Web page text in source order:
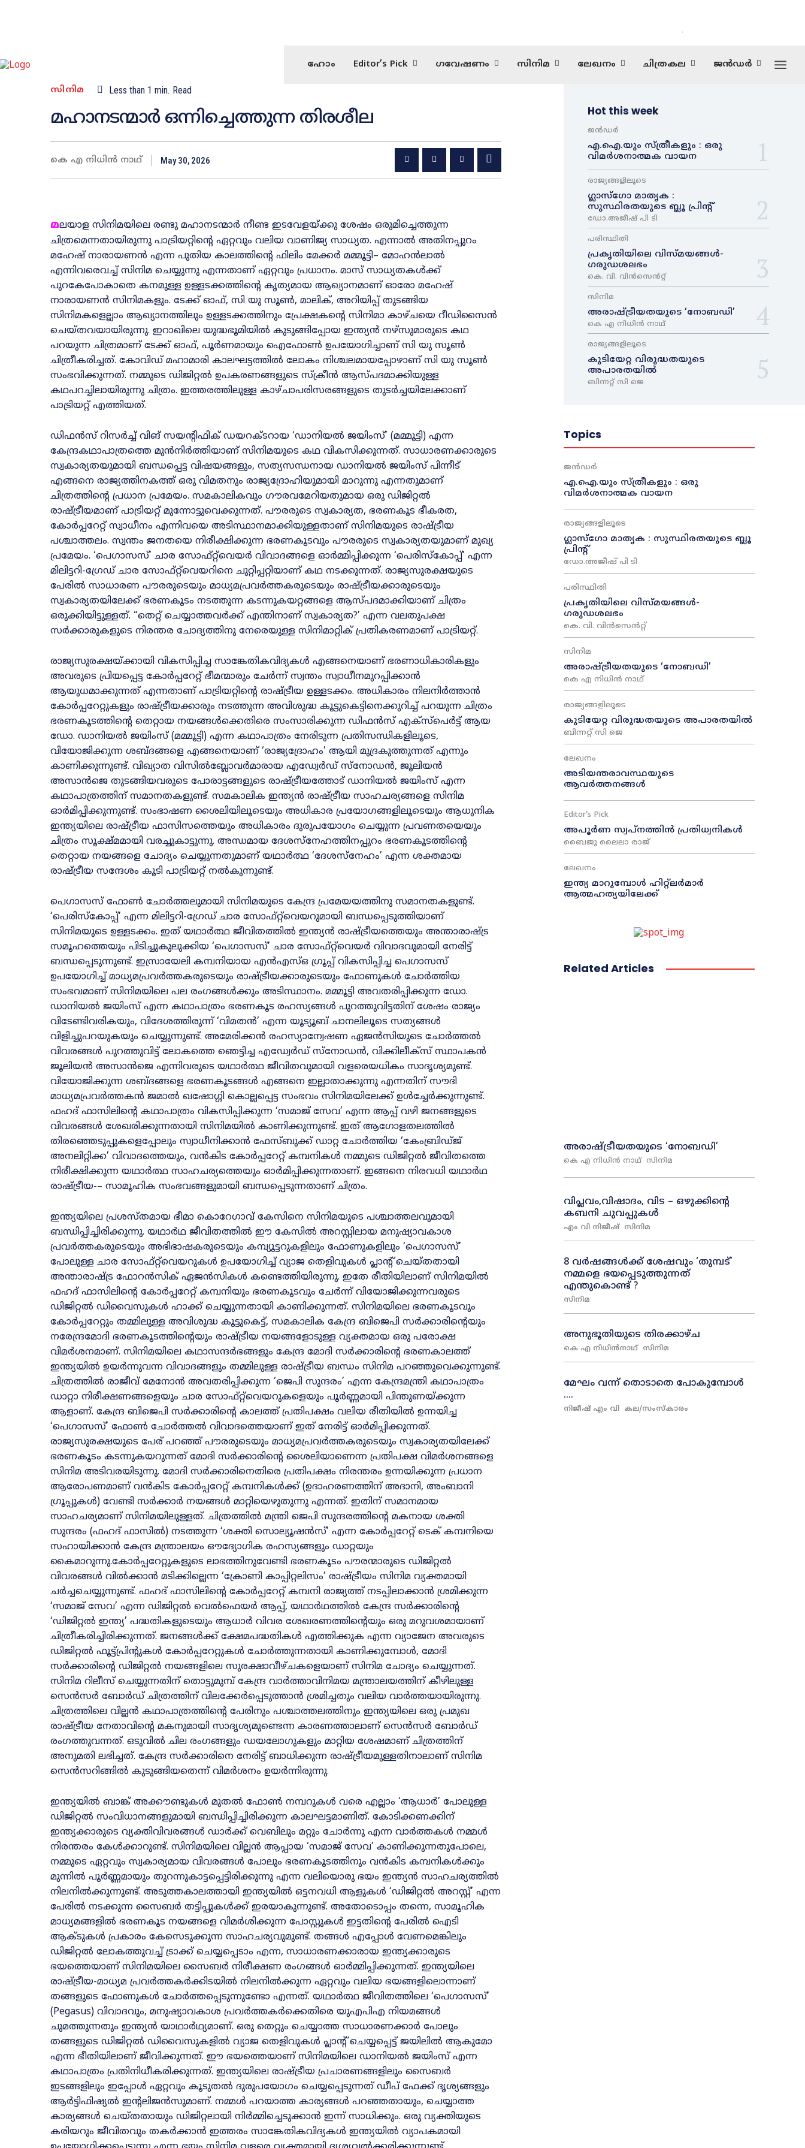
.
ഹോം Editor’s Pick ഗവേഷണം സിനിമ ലേഖനം ചിത്രകല ജൻഡർ
സിനിമ Less than 1 min. Read
മഹാനടന്മാർ ഒന്നിച്ചെത്തുന്ന തിരശീല
കെ എ നിധിൻ നാഥ് May 30, 2026
മലയാള സിനിമയിലെ രണ്ടു മഹാനടന്മാർ നീണ്ട ഇടവേളയ്‌ക്കു ശേഷം ഒരുമിച്ചെത്തുന്ന
ചിത്രമെന്നതായിരുന്നു പാട്രിയറ്റിന്റെ ഏറ്റവും വലിയ വാണിജ്യ സാധ്യത. എന്നാൽ അതിനപ്പുറം
മഹേഷ്‌ നാരായണൻ എന്ന പുതിയ കാലത്തിന്റെ ഫിലിം മേക്കർ മമ്മൂട്ടി– മോഹൻലാൽ
എന്നിവരെവച്ച്‌ സിനിമ ചെയ്യുന്നു എന്നതാണ് ഏറ്റവും പ്രധാനം. മാസ്‌ സാധ്യതകൾക്ക്‌
പുറകേപോകാതെ കനമുള്ള ഉള്ളടക്കത്തിന്റെ കൃത്യമായ ആഖ്യാനമാണ്‌ ഓരോ മഹേഷ്‌
നാരായണൻ സിനിമകളും. ടേക്ക്‌ ഓഫ്‌, സി യു സൂൺ, മാലിക്‌, അറിയിപ്പ്‌ തുടങ്ങിയ
സിനിമകളെല്ലാം ആഖ്യാനത്തിലും ഉള്ളടക്കത്തിനും പ്രേക്ഷകന്റെ സിനിമാ കാഴ്‌ചയെ റീഡിസൈൻ
ചെയ്‌തവയായിരുന്നു. ഇറാഖിലെ യുദ്ധഭൂമിയിൽ കുടുങ്ങിപ്പോയ ഇന്ത്യൻ നഴ്സുമാരുടെ കഥ
പറയുന്ന ചിത്രമാണ്‌ ടേക്ക്‌ ഓഫ്‌, പൂർണമായും ഐഫോൺ ഉപയോഗിച്ചാണ് സി യു സൂൺ
ചിത്രീകരിച്ചത്‌. കോവിഡ്‌ മഹാമാരി കാലഘട്ടത്തിൽ ലോകം നിശ്ചലമായപ്പോഴാണ്‌ സി യു സൂൺ
സംഭവിക്കുന്നത്‌. നമ്മുടെ ഡിജിറ്റൽ ഉപകരണങ്ങളുടെ സ്‌ക്രീൻ ആസ്‌പദമാക്കിയുള്ള
കഥപറച്ചിലായിരുന്നു ചിത്രം. ഇത്തരത്തിലുള്ള കാഴ്‌ചാപരിസരങ്ങളുടെ തുടർച്ചയിലേക്കാണ്‌
പാട്രിയറ്റ്‌ എത്തിയത്‌.
ഡിഫൻസ് റിസർച്ച് വിങ് സയന്റിഫിക് ഡയറക്ടറായ ‘ഡാനിയൽ ജയിംസ്’ (മമ്മൂട്ടി) എന്ന
കേന്ദ്രകഥാപാത്രത്തെ മുൻനിർത്തിയാണ് സിനിമയുടെ കഥ വികസിക്കുന്നത്. സാധാരണക്കാരുടെ
സ്വകാര്യതയുമായി ബന്ധപ്പെട്ട വിഷയങ്ങളും, സത്യസന്ധനായ ഡാനിയൽ ജയിംസ് പിന്നീട്
എങ്ങനെ രാജ്യത്തിനകത്ത് ഒരു വിമതനും രാജ്യദ്രോഹിയുമായി മാറുന്നു എന്നതുമാണ്
ചിത്രത്തിന്റെ പ്രധാന പ്രമേയം. സമകാലികവും ഗൗരവമേറിയതുമായ ഒരു ഡിജിറ്റൽ
രാഷ്ട്രീയമാണ് പാട്രിയറ്റ്‌ മുന്നോട്ടുവെക്കുന്നത്. പൗരരുടെ സ്വകാര്യത, ഭരണകൂട ഭീകരത,
കോർപ്പറേറ്റ് സ്വാധീനം എന്നിവയെ അടിസ്ഥാനമാക്കിയുള്ളതാണ് സിനിമയുടെ രാഷ്ട്രീയ
പശ്ചാത്തലം. സ്വന്തം ജനതയെ നിരീക്ഷിക്കുന്ന ഭരണകൂടവും പ‍ൗരരുടെ സ്വകാര്യതയുമാണ്‌ മുഖ്യ
പ്രമേയം. ‘പെഗാസസ്’ ചാര സോഫ്റ്റ്‌വെയർ വിവാദങ്ങളെ ഓർമ്മിപ്പിക്കുന്ന ‘പെരിസ്‌കോപ്പ്’ എന്ന
മിലിട്ടറി-ഗ്രേഡ് ചാര സോഫ്റ്റ്‌വെയറിനെ ചുറ്റിപ്പറ്റിയാണ് കഥ നടക്കുന്നത്. രാജ്യസുരക്ഷയുടെ
പേരിൽ സാധാരണ പൗരരുടെയും മാധ്യമപ്രവർത്തകരുടെയും രാഷ്ട്രീയക്കാരുടെയും
സ്വകാര്യതയിലേക്ക് ഭരണകൂടം നടത്തുന്ന കടന്നുകയറ്റങ്ങളെ ആസ്‌പദമാക്കിയാണ്‌ ചിത്രം
ഒരുക്കിയിട്ടുള്ളത്‌. “തെറ്റ് ചെയ്യാത്തവർക്ക് എന്തിനാണ് സ്വകാര്യത?’ എന്ന വലതുപക്ഷ
സർക്കാരുകളുടെ നിരന്തര ചോദ്യത്തിനു നേരെയുള്ള സിനിമാറ്റിക്‌ പ്രതികരണമാണ്‌ പാട്രിയറ്റ്‌.
രാജ്യസുരക്ഷയ്ക്കായി വികസിപ്പിച്ച സാങ്കേതികവിദ്യകൾ എങ്ങനെയാണ് ഭരണാധികാരികളും
അവരുടെ പ്രിയപ്പെട്ട കോർപ്പറേറ്റ് ഭീമന്മാരും ചേർന്ന് സ്വന്തം സ്വാധീനമുറപ്പിക്കാൻ
ആയുധമാക്കുന്നത് എന്നതാണ്‌ പാട്രിയറ്റിന്റെ രാഷ്‌ട്രീയ ഉള്ളടക്കം. അധികാരം നിലനിർത്താൻ
കോർപ്പറേറ്റുകളും രാഷ്ട്രീയക്കാരും നടത്തുന്ന അവിശുദ്ധ കൂട്ടുകെട്ടിനെക്കുറിച്ച്‌ പറയുന്ന ചിത്രം
ഭരണകൂടത്തിന്റെ തെറ്റായ നയങ്ങൾക്കെതിരെ സംസാരിക്കുന്ന ഡിഫൻസ് എക്സ്പെർട്ട് ആയ
ഡോ. ഡാനിയൽ ജയിംസ് (മമ്മൂട്ടി) എന്ന കഥാപാത്രം നേരിടുന്ന പ്രതിസന്ധികളിലൂടെ,
വിയോജിക്കുന്ന ശബ്ദങ്ങളെ എങ്ങനെയാണ് ‘രാജ്യദ്രോഹം’ ആയി മുദ്രകുത്തുന്നത് എന്നും
കാണിക്കുന്നുണ്ട്‌. വിഖ്യാത വിസിൽബ്ലോവർമാരായ എഡ്വേർഡ് സ്നോഡൻ, ജൂലിയൻ
അസാൻജെ തുടങ്ങിയവരുടെ പോരാട്ടങ്ങളുടെ രാഷ്ട്രീയത്തോട് ഡാനിയൽ ജയിംസ് എന്ന
കഥാപാത്രത്തിന് സമാനതകളുണ്ട്. സമകാലിക ഇന്ത്യൻ രാഷ്ട്രീയ സാഹചര്യങ്ങളെ സിനിമ
ഓർമിപ്പിക്കുന്നുണ്ട്‌. സംഭാഷണ ശൈലിയിലൂടെയും അധികാര പ്രയോഗങ്ങളിലൂടെയും ആധുനിക
ഇന്ത്യയിലെ രാഷ്ട്രീയ ഫാസിസത്തെയും അധികാരം ദുരുപയോഗം ചെയ്യുന്ന പ്രവണതയെയും
ചിത്രം സൂക്ഷ്മമായി വരച്ചുകാട്ടുന്നു. അന്ധമായ ദേശസ്‌നേഹത്തിനപ്പുറം ഭരണകൂടത്തിന്റെ
തെറ്റായ നയങ്ങളെ ചോദ്യം ചെയ്യുന്നതുമാണ് യഥാർത്ഥ ‘ദേശസ്‌നേഹം’ എന്ന ശക്തമായ
രാഷ്ട്രീയ സന്ദേശം കൂടി പാട്രിയറ്റ്‌ നൽകുന്നുണ്ട്‌.
പെഗാസസ് ഫോൺ ചോർത്തലുമായി സിനിമയുടെ കേന്ദ്ര പ്രമേയയത്തിനു സമാനതകളുണ്ട്‌.
‘പെരിസ്‌കോപ്പ്’ എന്ന മിലിട്ടറി-ഗ്രേഡ് ചാര സോഫ്റ്റ്‌വെയറുമായി ബന്ധപ്പെടുത്തിയാണ്‌
സിനിമയുടെ ഉള്ളടക്കം. ഇത് യഥാർത്ഥ ജീവിതത്തിൽ ഇന്ത്യൻ രാഷ്ട്രീയത്തെയും അന്താരാഷ്ട്ര
സമൂഹത്തെയും പിടിച്ചുകുലുക്കിയ ‘പെഗാസസ്’ ചാര സോഫ്റ്റ്‌വെയർ വിവാദവുമായി നേരിട്ട്
ബന്ധപ്പെടുന്നുണ്ട്‌. ഇസ്രായേലി കമ്പനിയായ എൻഎസ്‌ഒ ഗ്രൂപ്പ് വികസിപ്പിച്ച പെഗാസസ്
ഉപയോഗിച്ച് മാധ്യമപ്രവർത്തകരുടെയും രാഷ്ട്രീയക്കാരുടെയും ഫോണുകൾ ചോർത്തിയ
സംഭവമാണ്‌ സിനിമയിലെ പല രംഗങ്ങൾക്കും അടിസ്ഥാനം. മമ്മൂട്ടി അവതരിപ്പിക്കുന്ന ഡോ.
ഡാനിയൽ ജയിംസ് എന്ന കഥാപാത്രം ഭരണകൂട രഹസ്യങ്ങൾ പുറത്തുവിട്ടതിന് ശേഷം രാജ്യം
വിടേണ്ടിവരികയും, വിദേശത്തിരുന്ന് ‘വിമതൻ’ എന്ന യൂട്യൂബ് ചാനലിലൂടെ സത്യങ്ങൾ
വിളിച്ചുപറയുകയും ചെയ്യുന്നുണ്ട്. അമേരിക്കൻ രഹസ്യാന്വേഷണ ഏജൻസിയുടെ ചോർത്തൽ
വിവരങ്ങൾ പുറത്തുവിട്ട് ലോകത്തെ ഞെട്ടിച്ച എഡ്വേർഡ് സ്നോഡൻ, വിക്കിലീക്സ് സ്ഥാപകൻ
ജൂലിയൻ അസാൻജെ എന്നിവരുടെ യഥാർത്ഥ ജീവിതവുമായി വളരെയധികം സാദൃശ്യമുണ്ട്‌.
വിയോജിക്കുന്ന ശബ്ദങ്ങളെ ഭരണകൂടങ്ങൾ എങ്ങനെ ഇല്ലാതാക്കുന്നു എന്നതിന് സൗദി
മാധ്യമപ്രവർത്തകൻ ജമാൽ ഖഷോഗ്ഗി കൊല്ലപ്പെട്ട സംഭവം സിനിമയിലേക്ക്‌ ഉൾച്ചേർക്കുന്നുണ്ട്‌.
ഫഹദ് ഫാസിലിന്റെ കഥാപാത്രം വികസിപ്പിക്കുന്ന ‘സമാജ് സേവ’ എന്ന ആപ്പ് വഴി ജനങ്ങളുടെ
വിവരങ്ങൾ ശേഖരിക്കുന്നതായി സിനിമയിൽ കാണിക്കുന്നുണ്ട്. ഇത് ആഗോളതലത്തിൽ
തിരഞ്ഞെടുപ്പുകളെപ്പോലും സ്വാധീനിക്കാൻ ഫേസ്ബുക്ക് ഡാറ്റ ചോർത്തിയ ‘കേംബ്രിഡ്ജ്
അനലിറ്റിക്ക’ വിവാദത്തെയും, വൻകിട കോർപ്പറേറ്റ് കമ്പനികൾ നമ്മുടെ ഡിജിറ്റൽ ജീവിതത്തെ
നിരീക്ഷിക്കുന്ന യഥാർത്ഥ സാഹചര്യത്തെയും ഓർമിപ്പിക്കുന്നതാണ്. ഇങ്ങനെ നിരവധി യഥാർഥ
രാഷ്ട്രീയ-– സാമൂഹിക സംഭവങ്ങളുമായി ബന്ധപ്പെടുന്നതാണ്‌ ചിത്രം.
ഇന്ത്യയിലെ പ്രശസ്തമായ ഭീമാ കൊറേഗാവ് കേസിനെ സിനിമയുടെ പശ്ചാത്തലവുമായി
ബന്ധിപ്പിച്ചിരിക്കുന്നു. യഥാർഥ ജീവിതത്തിൽ ഈ കേസിൽ അറസ്റ്റിലായ മനുഷ്യാവകാശ
പ്രവർത്തകരുടെയും അഭിഭാഷകരുടെയും കമ്പ്യൂട്ടറുകളിലും ഫോണുകളിലും ‘പെഗാസസ്’
പോലുള്ള ചാര സോഫ്റ്റ്‌വെയറുകൾ ഉപയോഗിച്ച് വ്യാജ തെളിവുകൾ പ്ലാന്റ് ചെയ്തതായി
അന്താരാഷ്ട്ര ഫോറൻസിക് ഏജൻസികൾ കണ്ടെത്തിയിരുന്നു. ഇതേ രീതിയിലാണ് സിനിമയിൽ
ഫഹദ് ഫാസിലിന്റെ കോർപ്പറേറ്റ് കമ്പനിയും ഭരണകൂടവും ചേർന്ന് വിയോജിക്കുന്നവരുടെ
ഡിജിറ്റൽ ഡിവൈസുകൾ ഹാക്ക് ചെയ്യുന്നതായി കാണിക്കുന്നത്. സിനിമയിലെ ഭരണകൂടവും
കോർപ്പറേറ്റും തമ്മിലുള്ള അവിശുദ്ധ കൂട്ടുകെട്ട്, സമകാലിക കേന്ദ്ര ബിജെപി സർക്കാരിന്റെയും
നരേന്ദ്രമോദി ഭരണകൂടത്തിന്റെയും രാഷ്ട്രീയ നയങ്ങളോടുള്ള വ്യക്തമായ ഒരു പരോക്ഷ
വിമർശനമാണ്‌. സിനിമയിലെ കഥാസന്ദർഭങ്ങളും കേന്ദ്ര മോദി സർക്കാരിന്റെ ഭരണകാലത്ത്
ഇന്ത്യയിൽ ഉയർന്നുവന്ന വിവാദങ്ങളും തമ്മിലുള്ള രാഷ്ട്രീയ ബന്ധം സിനിമ പറഞ്ഞുവെക്കുന്നുണ്ട്‌.
ചിത്രത്തിൽ രാജീവ് മേനോൻ അവതരിപ്പിക്കുന്ന ‘ജെപി സുന്ദരം’ എന്ന കേന്ദ്രമന്ത്രി കഥാപാത്രം
ഡാറ്റാ നിരീക്ഷണങ്ങളെയും ചാര സോഫ്റ്റ്‌വെയറുകളെയും പൂർണ്ണമായി പിന്തുണയ്ക്കുന്ന
ആളാണ്. കേന്ദ്ര ബിജെപി സർക്കാരിന്റെ കാലത്ത് പ്രതിപക്ഷം വലിയ രീതിയിൽ ഉന്നയിച്ച
‘പെഗാസസ്’ ഫോൺ ചോർത്തൽ വിവാദത്തെയാണ് ഇത് നേരിട്ട് ഓർമിപ്പിക്കുന്നത്.
രാജ്യസുരക്ഷയുടെ പേര് പറഞ്ഞ് പൗരരുടെയും മാധ്യമപ്രവർത്തകരുടെയും സ്വകാര്യതയിലേക്ക്
ഭരണകൂടം കടന്നുകയറുന്നത് മോദി സർക്കാരിന്റെ ശൈലിയാണെന്ന പ്രതിപക്ഷ വിമർശനങ്ങളെ
സിനിമ അടിവരയിടുന്നു. മോദി സർക്കാരിനെതിരെ പ്രതിപക്ഷം നിരന്തരം ഉന്നയിക്കുന്ന പ്രധാന
ആരോപണമാണ് വൻകിട കോർപ്പറേറ്റ് കമ്പനികൾക്ക് (ഉദാഹരണത്തിന് അദാനി, അംബാനി
ഗ്രൂപ്പുകൾ) വേണ്ടി സർക്കാർ നയങ്ങൾ മാറ്റിയെഴുതുന്നു എന്നത്. ഇതിന് സമാനമായ
സാഹചര്യമാണ് സിനിമയിലുള്ളത്. ചിത്രത്തിൽ മന്ത്രി ജെപി സുന്ദരത്തിന്റെ മകനായ ശക്തി
സുന്ദരം (ഫഹദ് ഫാസിൽ) നടത്തുന്ന ‘ശക്തി സൊല്യൂഷൻസ്’ എന്ന കോർപ്പറേറ്റ് ടെക് കമ്പനിയെ
സഹായിക്കാൻ കേന്ദ്ര മന്ത്രാലയം ഔദ്യോഗിക രഹസ്യങ്ങളും ഡാറ്റയും
കൈമാറുന്നു.കോർപ്പറേറ്റുകളുടെ ലാഭത്തിനുവേണ്ടി ഭരണകൂടം പൗരന്മാരുടെ ഡിജിറ്റൽ
വിവരങ്ങൾ വിൽക്കാൻ മടിക്കില്ലെന്ന ‘ക്രോണി കാപ്പിറ്റലിസം’ രാഷ്ട്രീയം സിനിമ വ്യക്തമായി
ചർച്ചചെയ്യുന്നുണ്ട്. ഫഹദ് ഫാസിലിന്റെ കോർപ്പറേറ്റ് കമ്പനി രാജ്യത്ത് നടപ്പിലാക്കാൻ ശ്രമിക്കുന്ന
‘സമാജ് സേവ’ എന്ന ഡിജിറ്റൽ വെൽഫെയർ ആപ്പ്, യഥാർഥത്തിൽ കേന്ദ്ര സർക്കാരിന്റെ
‘ഡിജിറ്റൽ ഇന്ത്യ’ പദ്ധതികളുടെയും ആധാർ വിവര ശേഖരണത്തിന്റെയും ഒരു മറുവശമായാണ്
ചിത്രീകരിച്ചിരിക്കുന്നത്. ജനങ്ങൾക്ക് ക്ഷേമപദ്ധതികൾ എത്തിക്കുക എന്ന വ്യാജേന അവരുടെ
ഡിജിറ്റൽ ഫൂട്ട്പ്രിന്റുകൾ കോർപ്പറേറ്റുകൾ ചോർത്തുന്നതായി കാണിക്കുമ്പോൾ, മോദി
സർക്കാരിന്റെ ഡിജിറ്റൽ നയങ്ങളിലെ സുരക്ഷാവീഴ്ചകളെയാണ് സിനിമ ചോദ്യം ചെയ്യുന്നത്.
സിനിമ റിലീസ് ചെയ്യുന്നതിന് തൊട്ടുമുമ്പ് കേന്ദ്ര വാർത്താവിനിമയ മന്ത്രാലയത്തിന് കീഴിലുള്ള
സെൻസർ ബോർഡ് ചിത്രത്തിന് വിലക്കേർപ്പെടുത്താൻ ശ്രമിച്ചതും വലിയ വാർത്തയായിരുന്നു.
ചിത്രത്തിലെ വില്ലൻ കഥാപാത്രത്തിന്റെ പേരിനും പശ്ചാത്തലത്തിനും ഇന്ത്യയിലെ ഒരു പ്രമുഖ
രാഷ്ട്രീയ നേതാവിന്റെ മകനുമായി സാദൃശ്യമുണ്ടെന്ന കാരണത്താലാണ് സെൻസർ ബോർഡ്
രംഗത്തുവന്നത്. ഒടുവിൽ ചില രംഗങ്ങളും ഡയലോഗുകളും മാറ്റിയ ശേഷമാണ് ചിത്രത്തിന്
അനുമതി ലഭിച്ചത്. കേന്ദ്ര സർക്കാരിനെ നേരിട്ട് ബാധിക്കുന്ന രാഷ്ട്രീയമുള്ളതിനാലാണ് സിനിമ
സെൻസറിങ്ങിൽ കുടുങ്ങിയതെന്ന് വിമർശനം ഉയർന്നിരുന്നു.
ഇന്ത്യയിൽ ബാങ്ക് അക്കൗണ്ടുകൾ മുതൽ ഫോൺ നമ്പറുകൾ വരെ എല്ലാം ‘ആധാർ’ പോലുള്ള
ഡിജിറ്റൽ സംവിധാനങ്ങളുമായി ബന്ധിപ്പിച്ചിരിക്കുന്ന കാലഘട്ടമാണിത്. കോടിക്കണക്കിന്
ഇന്ത്യക്കാരുടെ വ്യക്തിവിവരങ്ങൾ ഡാർക്ക് വെബിലും മറ്റും ചോർന്നു എന്ന വാർത്തകൾ നമ്മൾ
നിരന്തരം കേൾക്കാറുണ്ട്. സിനിമയിലെ വില്ലൻ ആപ്പായ ‘സമാജ് സേവ’ കാണിക്കുന്നതുപോലെ,
നമ്മുടെ ഏറ്റവും സ്വകാര്യമായ വിവരങ്ങൾ പോലും ഭരണകൂടത്തിനും വൻകിട കമ്പനികൾക്കും
മുന്നിൽ പൂർണ്ണമായും തുറന്നുകാട്ടപ്പെട്ടിരിക്കുന്നു എന്ന വലിയൊരു ഭയം ഇന്ത്യൻ സാഹചര്യത്തിൽ
നിലനിൽക്കുന്നുണ്ട്. അടുത്തകാലത്തായി ഇന്ത്യയിൽ ഒട്ടനവധി ആളുകൾ ‘ഡിജിറ്റൽ അറസ്റ്റ്’ എന്ന
പേരിൽ നടക്കുന്ന സൈബർ തട്ടിപ്പുകൾക്ക് ഇരയാകുന്നുണ്ട്. അതോടൊപ്പം തന്നെ, സാമൂഹിക
മാധ്യമങ്ങളിൽ ഭരണകൂട നയങ്ങളെ വിമർശിക്കുന്ന പോസ്റ്റുകൾ ഇട്ടതിന്റെ പേരിൽ ഐടി
ആക്ടുകൾ പ്രകാരം കേസെടുക്കുന്ന സാഹചര്യവുമുണ്ട്. തങ്ങൾ എപ്പോൾ വേണമെങ്കിലും
ഡിജിറ്റൽ ലോകത്തുവച്ച് ട്രാക്ക് ചെയ്യപ്പെടാം എന്ന, സാധാരണക്കാരായ ഇന്ത്യക്കാരുടെ
ഭയത്തെയാണ് സിനിമയിലെ സൈബർ നിരീക്ഷണ രംഗങ്ങൾ ഓർമ്മിപ്പിക്കുന്നത്. ഇന്ത്യയിലെ
രാഷ്ട്രീയ-മാധ്യമ പ്രവർത്തകർക്കിടയിൽ നിലനിൽക്കുന്ന ഏറ്റവും വലിയ ഭയങ്ങളിലൊന്നാണ്
തങ്ങളുടെ ഫോണുകൾ ചോർത്തപ്പെടുന്നുണ്ടോ എന്നത്. യഥാർത്ഥ ജീവിതത്തിലെ ‘പെഗാസസ്’
(Pegasus) വിവാദവും, മനുഷ്യാവകാശ പ്രവർത്തകർക്കെതിരെ യുഎപിഎ നിയമങ്ങൾ
ചുമത്തുന്നതും ഇന്ത്യൻ യാഥാർഥ്യമാണ്‌. ഒരു തെറ്റും ചെയ്യാത്ത സാധാരണക്കാർ പോലും
തങ്ങളുടെ ഡിജിറ്റൽ ഡിവൈസുകളിൽ വ്യാജ തെളിവുകൾ പ്ലാന്റ് ചെയ്യപ്പെട്ട് ജയിലിൽ ആകുമോ
എന്ന ഭീതിയിലാണ് ജീവിക്കുന്നത്. ഈ ഭയത്തെയാണ് സിനിമയിലെ ഡാനിയൽ ജയിംസ് എന്ന
കഥാപാത്രം പ്രതിനിധീകരിക്കുന്നത്. ഇന്ത്യയിലെ രാഷ്ട്രീയ പ്രചാരണങ്ങളിലും സൈബർ
ഇടങ്ങളിലും ഇപ്പോൾ ഏറ്റവും കൂടുതൽ ദുരുപയോഗം ചെയ്യപ്പെടുന്നത് ഡീപ് ഫേക്ക് ദൃശ്യങ്ങളും
ആർട്ടിഫിഷ്യൽ ഇന്റലിജൻസുമാണ്. നമ്മൾ പറയാത്ത കാര്യങ്ങൾ പറഞ്ഞതായും, ചെയ്യാത്ത
കാര്യങ്ങൾ ചെയ്തതായും ഡിജിറ്റലായി നിർമ്മിച്ചെടുക്കാൻ ഇന്ന് സാധിക്കും. ഒരു വ്യക്തിയുടെ
കരിയറും ജീവിതവും തകർക്കാൻ ഇത്തരം സാങ്കേതികവിദ്യകൾ ഇന്ത്യയിൽ വ്യാപകമായി
Hot this week
ജൻഡർ
എ.ഐ.യും സ്ത്രീകളും : ഒരു
വിമർശനാത്മക വായന
രാജ്യങ്ങളിലൂടെ
ഗ്ലാസ്ഗോ മാതൃക :
സുസ്ഥിരതയുടെ ബ്ലൂ പ്രിന്റ്
ഡോ.അജീഷ് പി ടി
പരിസ്ഥിതി
പ്രകൃതിയിലെ വിസ്മയങ്ങൾ-
ഗരുഡശലഭം
കെ. വി. വിൻസെൻറ്റ്
സിനിമ
അരാഷ്‌ട്രീയതയുടെ ‘നോബഡി’
കെ എ നിധിൻ നാഥ്‌
രാജ്യങ്ങളിലൂടെ
കുടിയേറ്റ വിരുദ്ധതയുടെ
അപാരതയിൽ
ബിന്നറ്റ് സി ജെ
Topics
ജൻഡർ
എ.ഐ.യും സ്ത്രീകളും : ഒരു
വിമർശനാത്മക വായന
രാജ്യങ്ങളിലൂടെ
ഗ്ലാസ്ഗോ മാതൃക : സുസ്ഥിരതയുടെ ബ്ലൂ
പ്രിന്റ്
ഡോ.അജീഷ് പി ടി
പരിസ്ഥിതി
പ്രകൃതിയിലെ വിസ്മയങ്ങൾ-
ഗരുഡശലഭം
കെ. വി. വിൻസെൻറ്റ്
സിനിമ
അരാഷ്‌ട്രീയതയുടെ ‘നോബഡി’
കെ എ നിധിൻ നാഥ്‌
രാജ്യങ്ങളിലൂടെ
കുടിയേറ്റ വിരുദ്ധതയുടെ അപാരതയിൽ
ബിന്നറ്റ് സി ജെ
ലേഖനം
അടിയന്തരാവസ്ഥയുടെ
ആവർത്തനങ്ങൾ
Editor's Pick
അപൂർണ സ്വപ്നത്തിൻ പ്രതിധ്വനികൾ
ബൈജു ലൈലാ രാജ്
ലേഖനം
ഇന്ത്യ മാറുമ്പോൾ ഹിറ്റ്ലർമാർ
ആത്മഹത്യയിലേക്ക്
Related Articles
അരാഷ്‌ട്രീയതയുടെ ‘നോബഡി’
കെ എ നിധിൻ നാഥ്‌ സിനിമ
വിപ്ലവം,വിഷാദം, വിട – ഒഴുക്കിന്റെ
കബനി ചുവപ്പുകൾ
എം വി നിജീഷ് സിനിമ
8 വർഷങ്ങൾക്ക് ശേഷവും ‘തുമ്പട്’
നമ്മളെ ഭയപ്പെടുത്തുന്നത്
എന്തുകൊണ്ട് ?
സിനിമ
അനുഭൂതിയുടെ തിരക്കാഴ്ച
കെ എ നിധിൻനാഥ്‌ സിനിമ
മേഘം വന്ന് തൊടാതെ പോകുമ്പോൾ
….
നിജീഷ് എം വി കല/സംസ്കാരം